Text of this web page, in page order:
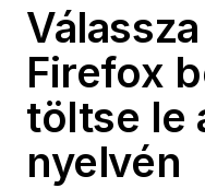
Firefox
töltse le
nyelvén